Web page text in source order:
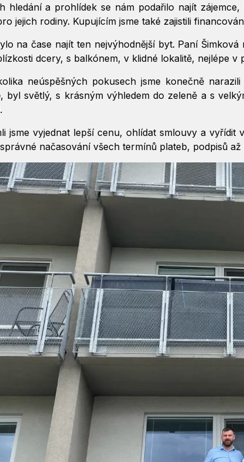
hledání a prohlídek se nám podařilo najít
jejich rodiny. Kupujícím jsme také zajistili
na čase najít ten nejvýhodnější byt. Paní
dcery, s balkónem, v klidné lokalitě, nejlépe
neúspěšných pokusech jsme konečně
byl světlý, s krásným výhledem do zeleně a s
jsme vyjednat lepší cenu, ohlídat smlouvy a
načasování všech termínů plateb, podpisů